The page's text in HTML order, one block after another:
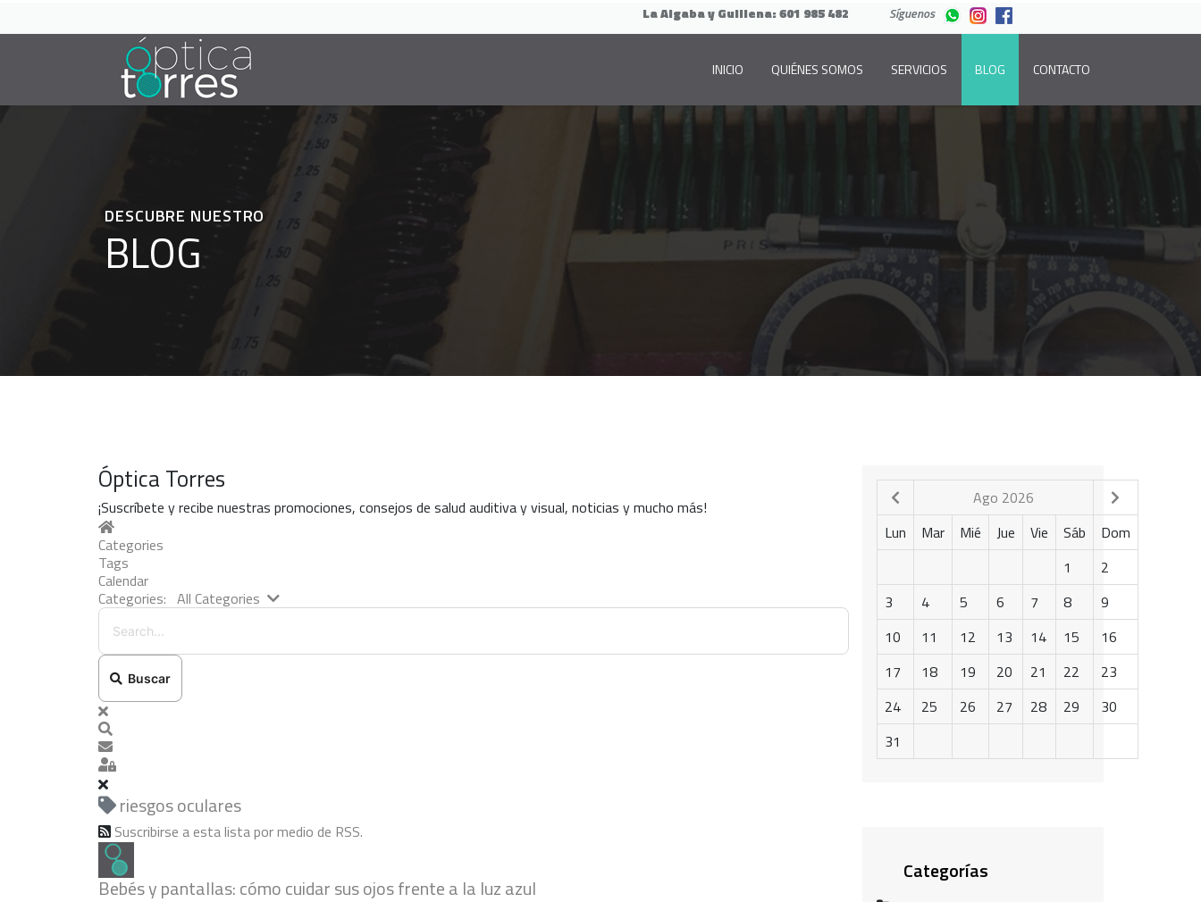
La Algaba y Guillena:601 985 482 Síguenos
INICIO QUIÉNES SOMOS SERVICIOS BLOG CONTACTO
DESCUBRE NUESTRO
BLOG
Óptica Torres
¡Suscríbete y recibe nuestras promociones, consejos de salud auditiva y visual, noticias y mucho más!
Home
Categories
Tags
Calendar
Categories: All Categories Search...
Buscar
x
Search
Suscribirse a las actualizaciones
Sign In
riesgos oculares
Suscribirse a esta lista por medio de RSS.
Bebés y pantallas: cómo cuidar sus ojos frente a la luz azul
Ago 2026
Lun
Mar Mié Jue Vie Sáb
Dom
1
2
3
4 5 6 7 8
9
10
11 12 13 14 15
16
17
18 19 20 21 22
23
24
25 26 27 28 29
30
31
Categorías